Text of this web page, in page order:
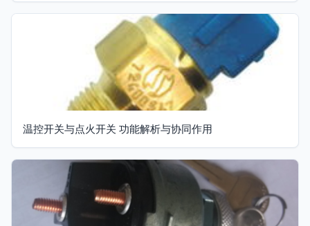
温控开关与点火开关 功能解析与协同作用